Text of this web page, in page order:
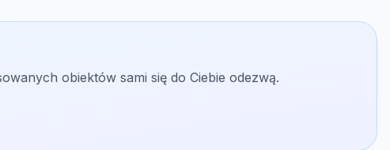
obiektów sami się do Ciebie odezwą.